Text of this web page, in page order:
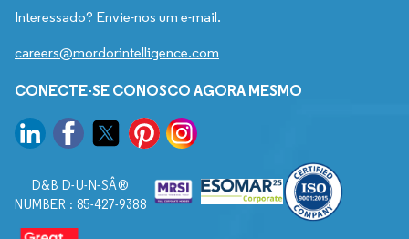
Interessado? Envie-nos um e-mail.
careers@mordorintelligence.com
CONECTE-SE CONOSCO AGORA MESMO
D&B D-U-N-SÂ®
NUMBER : 85-427-9388